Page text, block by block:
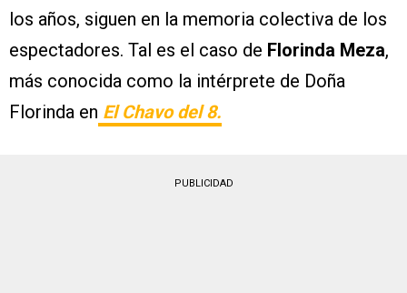
los años, siguen en la memoria colectiva de los
espectadores. Tal es el caso de Florinda Meza,
más conocida como la intérprete de Doña
Florinda en El Chavo del 8.
PUBLICIDAD